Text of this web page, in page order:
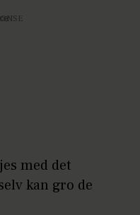
med det
kan gro de